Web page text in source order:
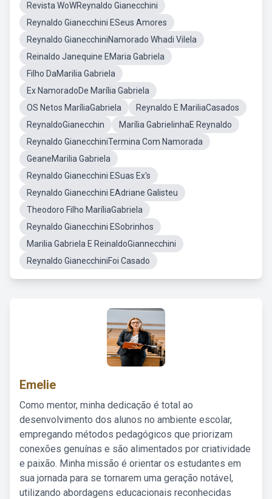
Revista WoWReynaldo Gianecchini
Reynaldo Gianecchini ESeus Amores
Reynaldo GianecchiniNamorado Whadi Vilela
Reinaldo Janequine EMaria Gabriela
Filho DaMarilia Gabriela
Ex NamoradoDe Marília Gabriela
OS Netos MaríliaGabriela
Reynaldo E MariliaCasados
ReynaldoGianecchin
Marília GabrielinhaE Reynaldo
Reynaldo GianecchiniTermina Com Namorada
GeaneMarilia Gabriela
Reynaldo Gianecchini ESuas Ex's
Reynaldo Gianecchini EAdriane Galisteu
Theodoro Filho MaríliaGabriela
Reynaldo Gianecchini ESobrinhos
Marilia Gabriela E ReinaldoGiannecchini
Reynaldo GianecchiniFoi Casado
Emelie
Como mentor, minha dedicação é total ao
desenvolvimento dos alunos no ambiente escolar,
empregando métodos pedagógicos que priorizam
conexões genuínas e são alimentados por criatividade
e paixão. Minha missão é orientar os estudantes em
sua jornada para se tornarem uma geração notável,
utilizando abordagens educacionais reconhecidas